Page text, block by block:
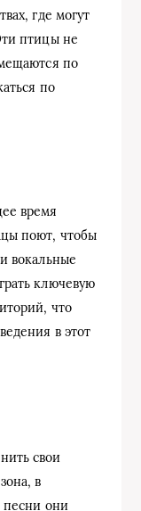
где могут
птицы не
по
по
время
поют, чтобы
вокальные
ключевую
что
в этот
свои
в
песни они